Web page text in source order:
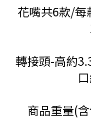
花嘴共6款/每
轉接頭-高約
商品重量(